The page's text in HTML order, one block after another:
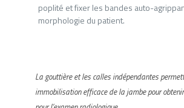
poplité et fixer les bandes auto-
morphologie du patient.
La gouttière et les calles indépendantes
immobilisation efficace de la jambe pour